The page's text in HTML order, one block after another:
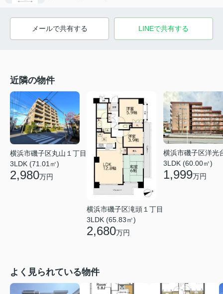
メールで共有する LINEで共有する
近隣の物件
横浜市磯子区丸山１丁目
3LDK (71.01㎡)
2,980万円
横浜市磯子区滝頭１丁目
3LDK (65.83㎡)
2,680万円
横浜市磯子区洋光
3LDK (60.00㎡)
1,999万円
よく見られている物件